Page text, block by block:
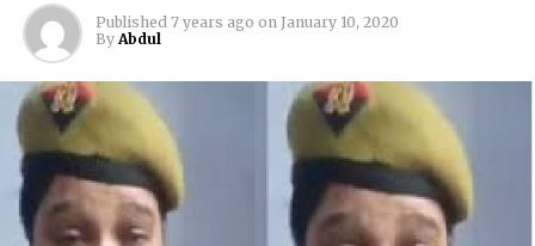
Published 7 years ago on January 10, 2020
By Abdul